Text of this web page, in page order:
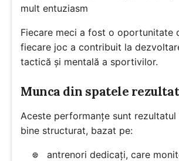
mult entuziasm
Fiecare meci a fost o oportunitate
fiecare joc a contribuit la
tactică și mentală a sportivilor.
Munca din spatele
Aceste performanțe sunt rezultatul
bine structurat, bazat pe:
antrenori dedicați, care